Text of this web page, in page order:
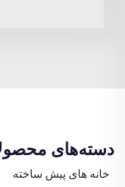
دسته‌های
خانه های پیش ساخته